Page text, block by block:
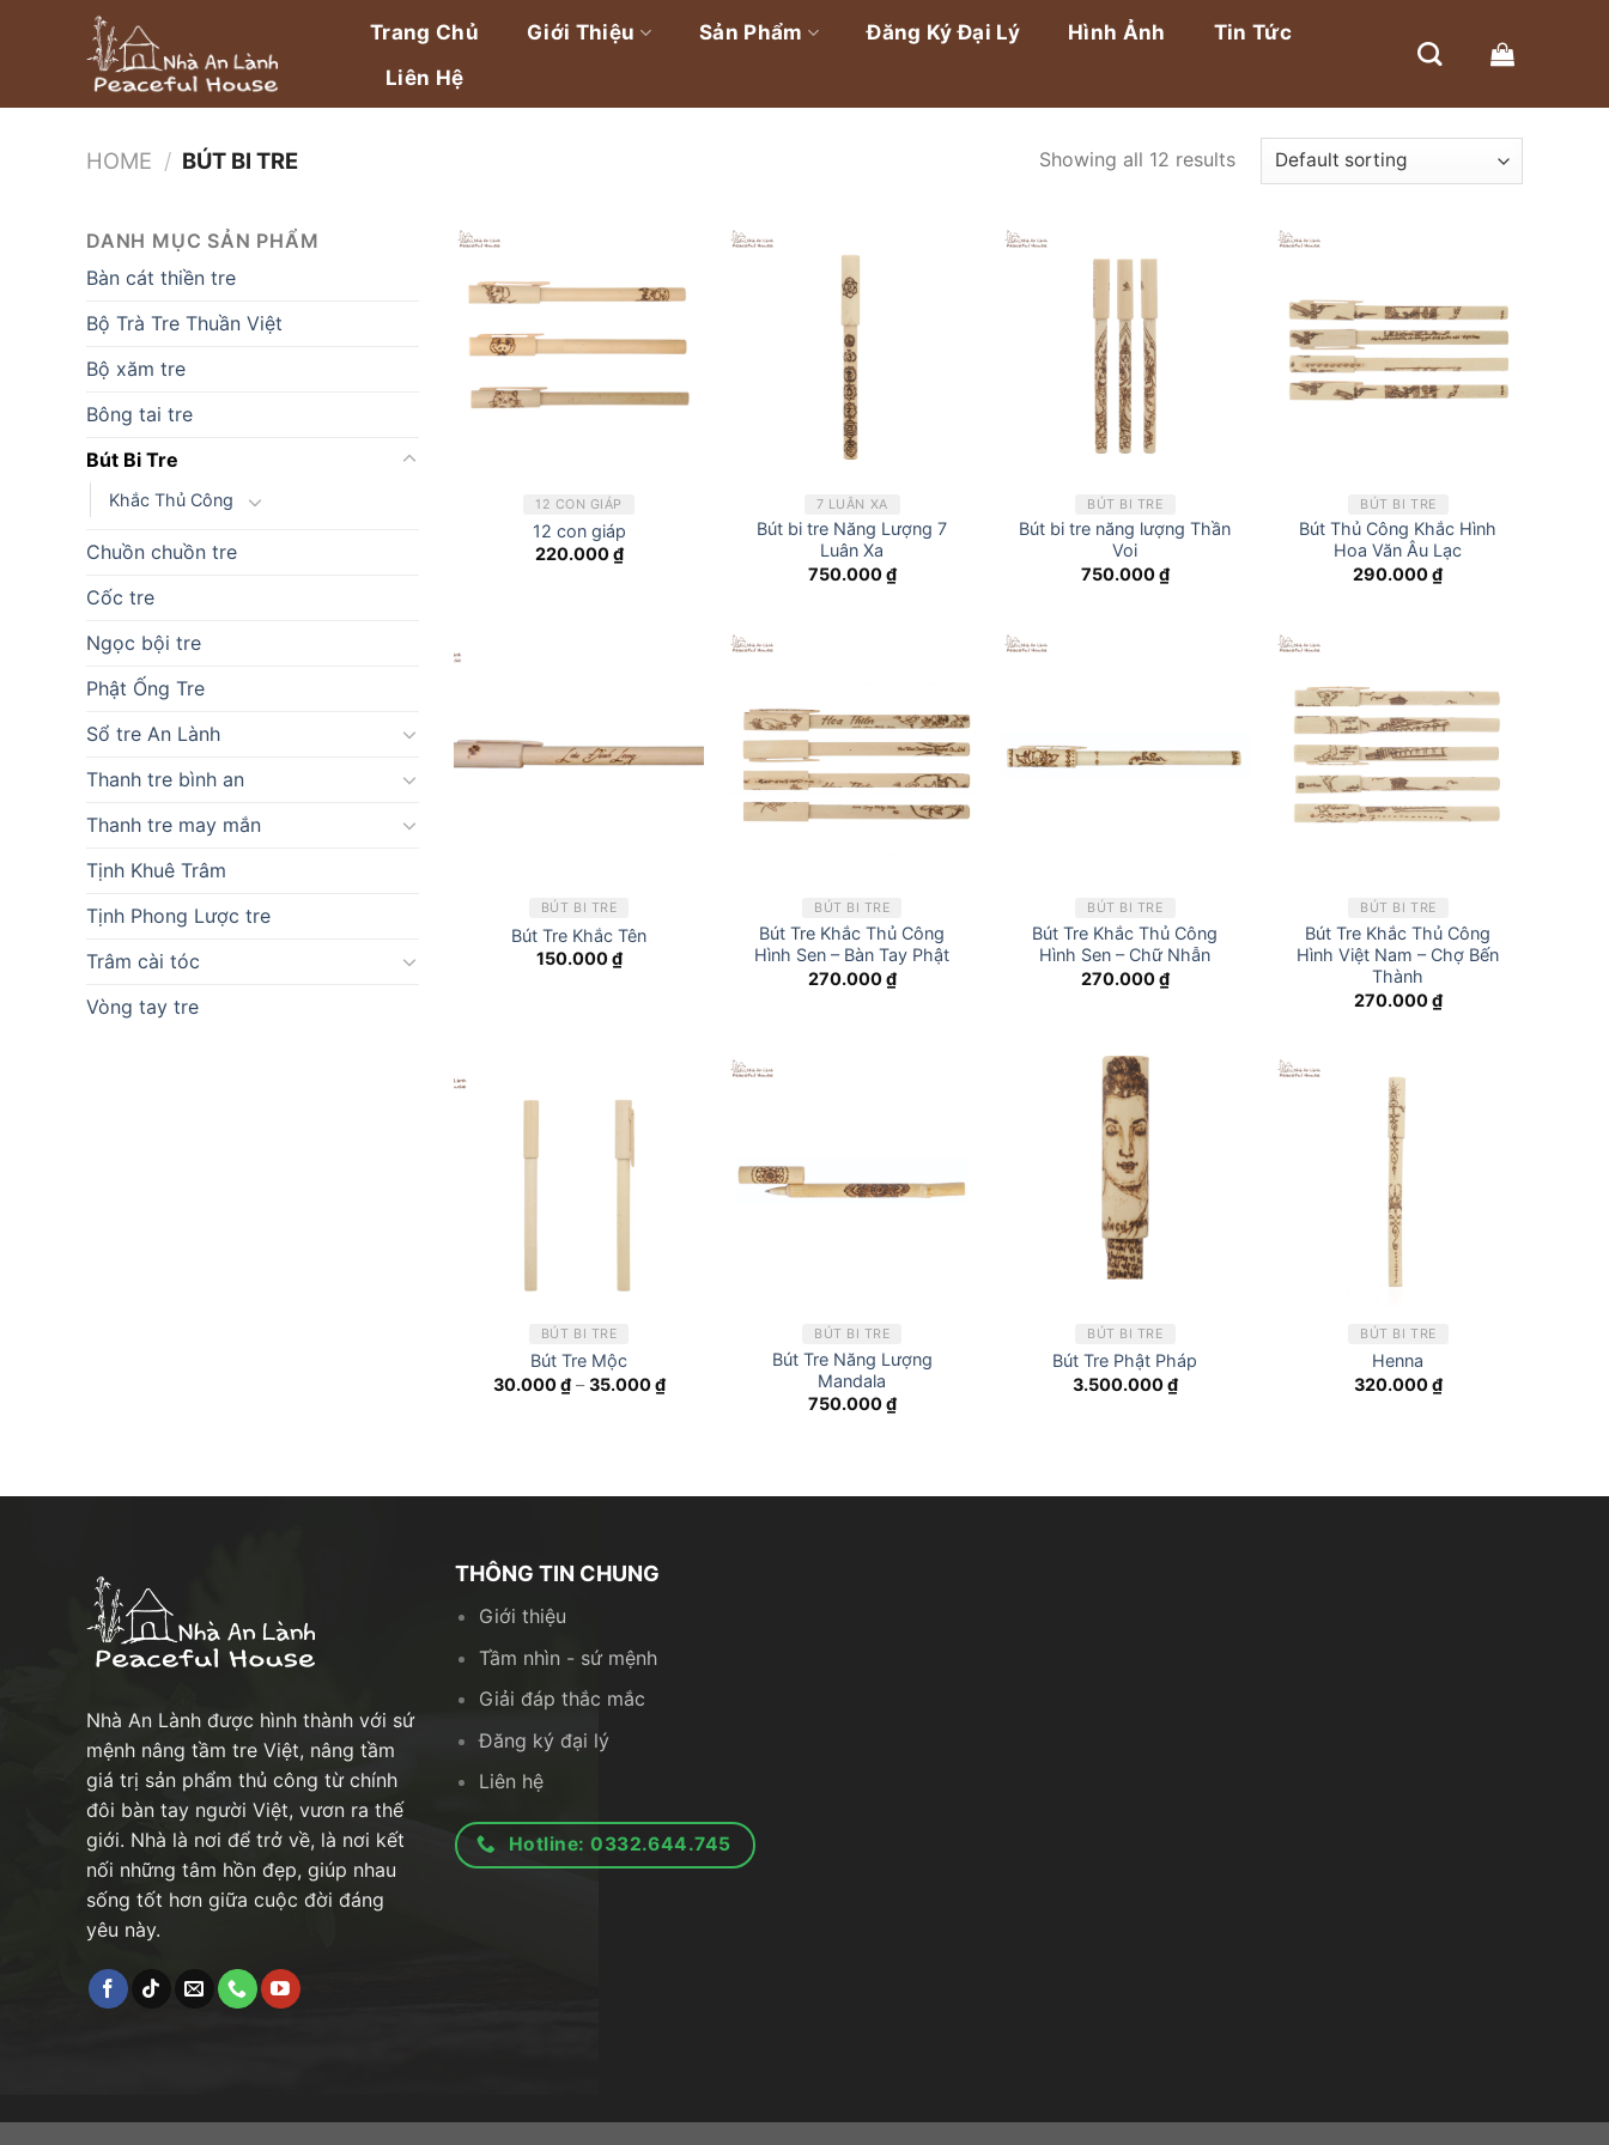
dung
Trang Chủ Giới Thiệu Sản Phẩm Đăng Ký Đại Lý Hình Ảnh
Tin Tức
Liên Hệ
HOME / BÚT BI TRE Showing all 12 results
DANH MỤC SẢN PHẨM
Bàn cát thiền tre
Bộ Trà Tre Thuần Việt
Bộ xăm tre
Bông tai tre
Bút Bi Tre
Khắc Thủ Công
Chuồn chuồn tre
Cốc tre
Ngọc bội tre
Phật Ống Tre
Sổ tre An Lành
Thanh tre bình an
Thanh tre may mắn
Tịnh Khuê Trâm
Tịnh Phong Lược tre
Trâm cài tóc
Vòng tay tre
12 CON GIÁP
12 con giáp
220.000₫
7 LUÂN XA
Bút bi tre Năng Lượng 7
Luân Xa
750.000₫
BÚT BI TRE
Bút bi tre năng lượng Thần
Voi
750.000₫
BÚT BI TRE
Bút Thủ Công Khắc Hình
Hoa Văn Âu Lạc
290.000₫
BÚT BI TRE
Bút Tre Khắc Tên
150.000₫
BÚT BI TRE
Bút Tre Khắc Thủ Công
Hình Sen – Bàn Tay Phật
270.000₫
BÚT BI TRE
Bút Tre Khắc Thủ Công
Hình Sen – Chữ Nhẫn
270.000₫
BÚT BI TRE
Bút Tre Khắc Thủ Công
Hình Việt Nam – Chợ Bến
Thành
270.000₫
BÚT BI TRE
Bút Tre Mộc
30.000₫–35.000₫
BÚT BI TRE
Bút Tre Năng Lượng
Mandala
750.000₫
BÚT BI TRE
Bút Tre Phật Pháp
3.500.000₫
BÚT BI TRE
Henna
320.000₫
Nhà An Lành được hình thành với sứ
mệnh nâng tầm tre Việt, nâng tầm
giá trị sản phẩm thủ công từ chính
đôi bàn tay người Việt, vươn ra thế
giới. Nhà là nơi để trở về, là nơi kết
nối những tâm hồn đẹp, giúp nhau
sống tốt hơn giữa cuộc đời đáng
yêu này.
THÔNG TIN CHUNG
Giới thiệu
Tầm nhìn - sứ mệnh
Giải đáp thắc mắc
Đăng ký đại lý
Liên hệ
Hotline: 0332.644.745